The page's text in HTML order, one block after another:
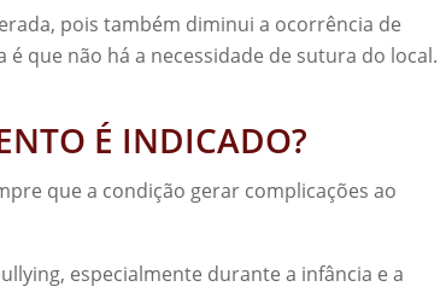
pois também diminui a ocorrência de
que não há a necessidade de sutura do local.
É INDICADO?
que a condição gerar complicações ao
especialmente durante a infância e a